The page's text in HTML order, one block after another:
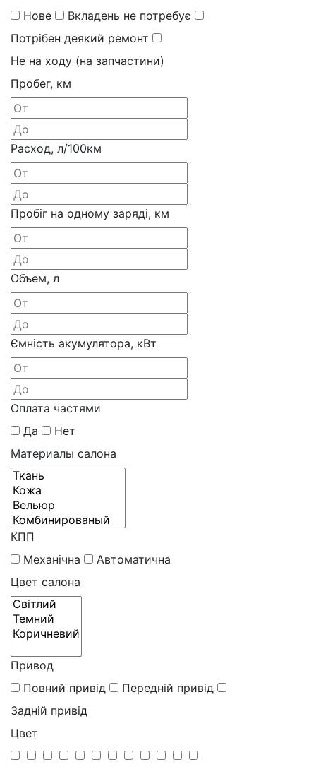
Нове
Вкладень не потребує
Потрібен деякий ремонт
Не на ходу (на запчастини)
Пробег, км
Расход, л/100км
Пробіг на одному заряді, км
Объем, л
Ємність акумулятора, кВт
Оплата частями
Да
Нет
Материалы салона
КПП
Механічна
Автоматична
Цвет салона
Привод
Повний привід
Передній привід
Задній привід
Цвет